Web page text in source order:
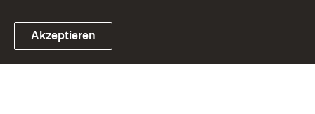
Link zum Landesportal
Akzeptieren